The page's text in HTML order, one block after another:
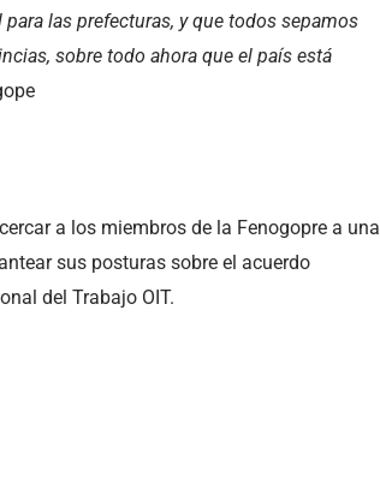
las prefecturas, y que todos sepamos
sobre todo ahora que el país está
a los miembros de la Fenogopre a una
sus posturas sobre el acuerdo
del Trabajo OIT.